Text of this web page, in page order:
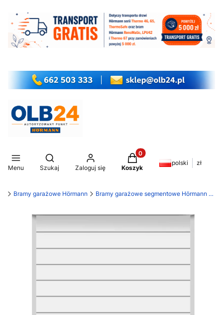
Menu
Otwórz wyszukiwarkę
Szukaj Zaloguj się
Produkty w koszyku: 0.
Koszyk
polski zł
Bramy garażowe Hörmann Bramy garażowe segmentowe Hörmann RenoMatic